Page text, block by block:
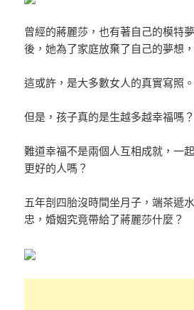
曾經的蔣麗莎，也有著自己的模特
後，她為了家庭放棄了自己的夢想
這或許，是大多數女人的真實寫照。
但是，孩子真的是生越多越幸福嗎？
難道幸福不是兩個人互相成就，一
更好的人嗎？
五年剖四胎沒時間坐月子，端茶遞
忠，婚姻究竟帶給了蔣麗莎什麼？